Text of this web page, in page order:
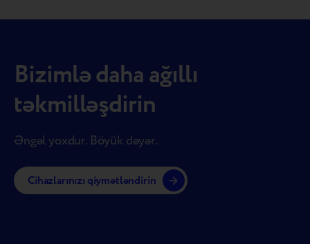
Bizimlə daha ağıllı
təkmilləşdirin
Əngəl yoxdur. Böyük dəyər.
Cihazlarınızı qiymətləndirin